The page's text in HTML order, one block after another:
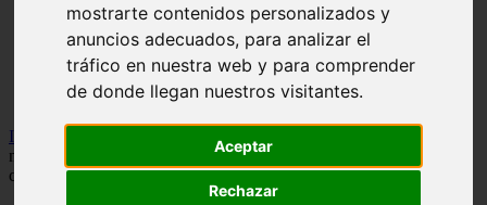
mostrarte contenidos personalizados y
anuncios adecuados, para analizar el
tráfico en nuestra web y para comprender
de donde llegan nuestros visitantes.
Aceptar
Rechazar
postres
producto
reposteria
verduras
Inicio
Luis Zamora, experto en nutrición: “Los huevos
no se deben lavar. Su cáscara es porosa y está protegida por una
capa natural. Lavarlos aumenta el riesgo de intoxicaciones”